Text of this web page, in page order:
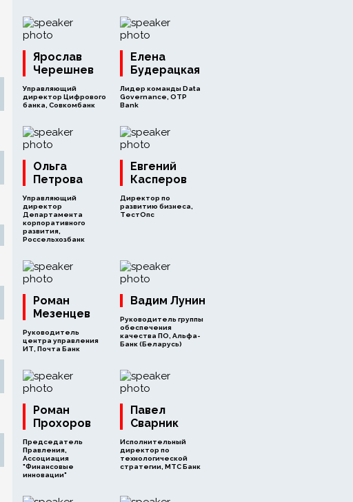
Ярослав
Черешнев
Управляющий
директор Цифрового
банка, Совкомбанк
Елена
Будерацкая
Лидер команды Data
Governance, OTP
Bank
Ольга
Петрова
Управляющий
директор
Департамента
корпоративного
развития,
Россельхозбанк
Евгений
Касперов
Директор по
развитию бизнеса,
ТестОпс
Роман
Мезенцев
Руководитель
центра управления
ИТ, Почта Банк
Вадим Лунин
Руководитель группы
обеспечения
качества ПО, Альфа-
Банк (Беларусь)
Роман
Прохоров
Председатель
Правления,
Ассоциация
"Финансовые
инновации"
Павел
Сварник
Исполнительный
директор по
технологической
стратегии, МТС Банк